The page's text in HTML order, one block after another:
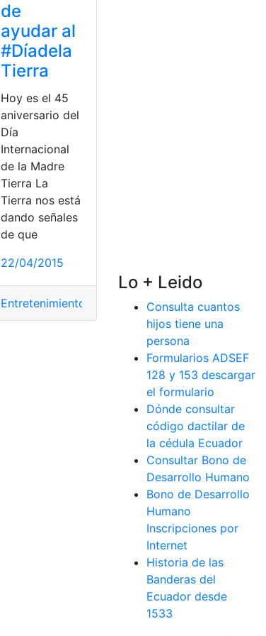
de
ayudar al
#Díadela
Tierra
Hoy es el 45
aniversario del
Día
Internacional
de la Madre
Tierra La
Tierra nos está
dando señales
de que
22/04/2015
Entretenimiento
Lo + Leido
Consulta cuantos
hijos tiene una
persona
Formularios ADSEF
128 y 153 descargar
el formulario
Dónde consultar
código dactilar de
la cédula Ecuador
Consultar Bono de
Desarrollo Humano
Bono de Desarrollo
Humano
Inscripciones por
Internet
Historia de las
Banderas del
Ecuador desde
1533